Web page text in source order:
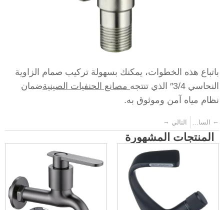
باتباع هذه الخطوات، يمكنك بسهولة تركيب صمام الزاوية
النحاسي 3/4″ الذي تنتجه
مصانع الحنفيات الصينيةضمان
نظام مياه آمن وموثوق به.
← السابق التالي →
المنتجات المشهورة